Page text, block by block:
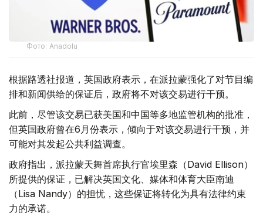
Фото: Аnadolu
根据路透社报道，英国政府表示，在派拉蒙强化了对节目编
排和新闻供给的保证后，政府将不对该交易进行干预。
此前，尽管该交易已获美国和中国等多地监管机构的批准，
但英国政府曾在6月份表示，倾向于对该交易进行干预，并
可能对其发起公共利益调查。
政府指出，派拉蒙天舞首席执行官埃里森（David Ellison）
所提供的保证，已解决英国文化、媒体和体育大臣南迪
（Lisa Nandy）的担忧，这些保证将转化为具有法律约束
力的承诺。